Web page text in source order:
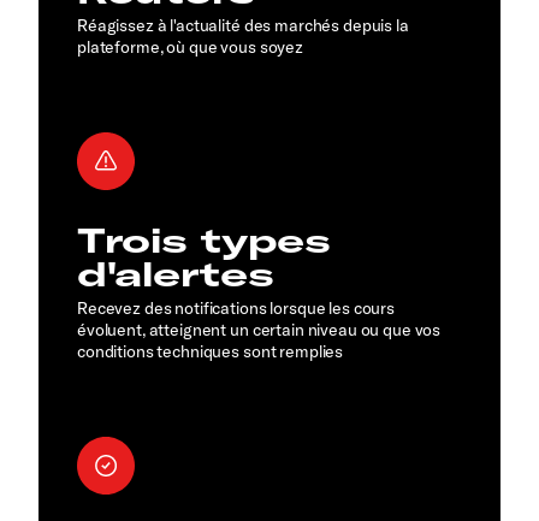
Réagissez à l'actualité des marchés depuis la
plateforme, où que vous soyez
Trois types
d'alertes
Recevez des notifications lorsque les cours
évoluent, atteignent un certain niveau ou que vos
conditions techniques sont remplies